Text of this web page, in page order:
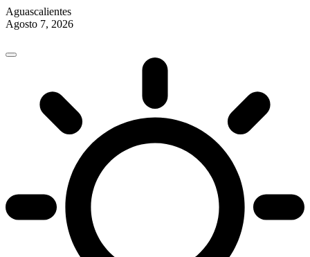
Aguascalientes
Agosto 7, 2026
content